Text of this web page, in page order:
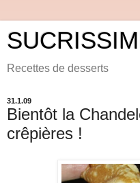
Recettes de desserts
31.1.09
Bientôt la
crêpières !